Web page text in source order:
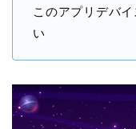
このアプリデバ
い